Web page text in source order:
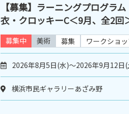
【募集】ラーニングプログラ
衣・クロッキーC＜9月、全2回
募集中 美術 募集 ワークショ
2026年8月5日(水)～2026年9月12日(
横浜市民ギャラリーあざみ野